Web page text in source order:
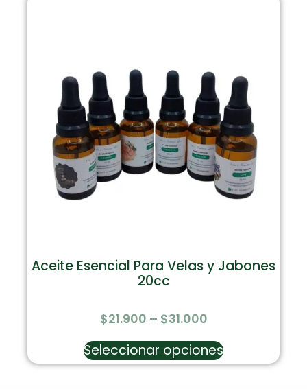
Aceite Esencial Para Velas y Jabones
20cc
$21.900 – $31.000
Seleccionar opciones